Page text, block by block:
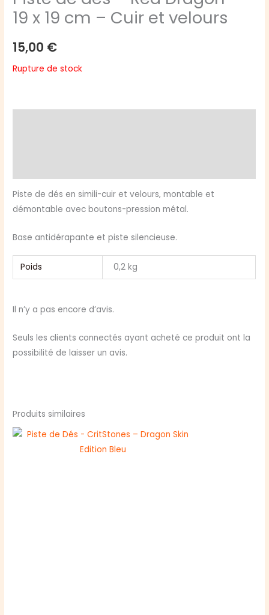
19 x 19 cm – Cuir et velours
15,00 €
Rupture de stock
Piste de dés en simili-cuir et velours, montable et
démontable avec boutons-pression métal.
Base antidérapante et piste silencieuse.
Poids 0,2 kg
Il n’y a pas encore d’avis.
Seuls les clients connectés ayant acheté ce produit ont la
possibilité de laisser un avis.
Produits similaires